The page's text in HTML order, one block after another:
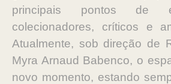
principais pontos de
colecionadores, críticos e
Atualmente, sob direção de
Myra Arnaud Babenco, o
novo momento, estando